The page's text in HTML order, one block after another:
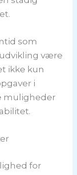
som
være
ikke kun
i
muligheder
for